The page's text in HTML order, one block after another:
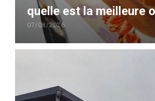
quelle est la meilleure
07/08/2026